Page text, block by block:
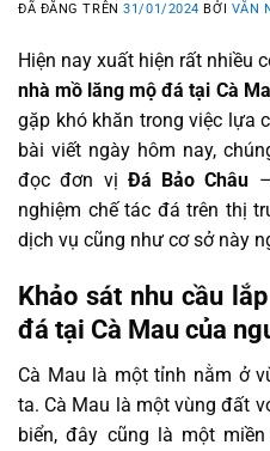
ĐÃ ĐĂNG TRÊN31/01/2024 BỞI VĂN
Hiện nay xuất hiện rất nhiều
nhà mồ lăng mộ đá tại Cà
gặp khó khăn trong việc lựa
bài viết ngày hôm nay,
đọc đơn vị Đá Bảo Châu
nghiệm chế tác đá trên thị
dịch vụ cũng như cơ sở này
Khảo sát nhu cầu
đá tại Cà Mau của
Cà Mau là một tỉnh nằm ở
ta. Cà Mau là một vùng đất
biển, đây cũng là một